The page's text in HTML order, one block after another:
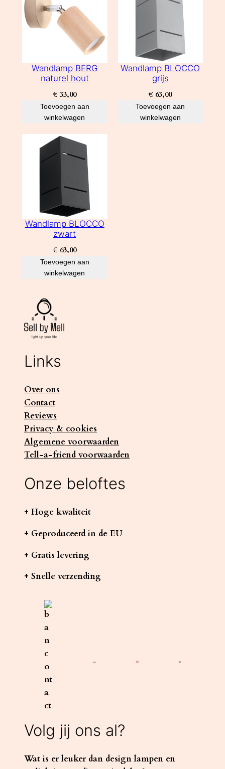
Wandlamp BERG
naturel hout
€ 33,00
Toevoegen aan
winkelwagen
Wandlamp BLOCCO
grijs
€ 63,00
Toevoegen aan
winkelwagen
Wandlamp BLOCCO
zwart
€ 63,00
Toevoegen aan
winkelwagen
Links
Over ons
Contact
Reviews
Privacy & cookies
Algemene voorwaarden
Tell-a-friend voorwaarden
Onze beloftes
+ Hoge kwaliteit
+ Geproduceerd in de EU
+ Gratis levering
+ Snelle verzending
Volg jij ons al?
Wat is er leuker dan design lampen en